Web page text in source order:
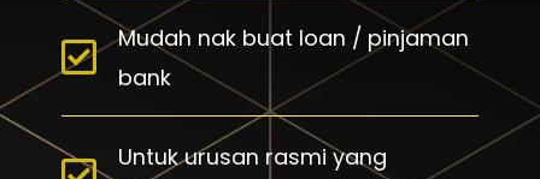
Mudah nak buat loan / pinjaman
bank
Untuk urusan rasmi yang